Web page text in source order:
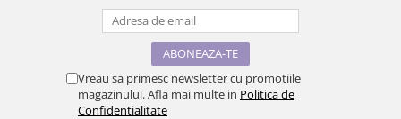
Vreau sa primesc newsletter cu promotiile
magazinului. Afla mai multe in Politica de
Confidentialitate